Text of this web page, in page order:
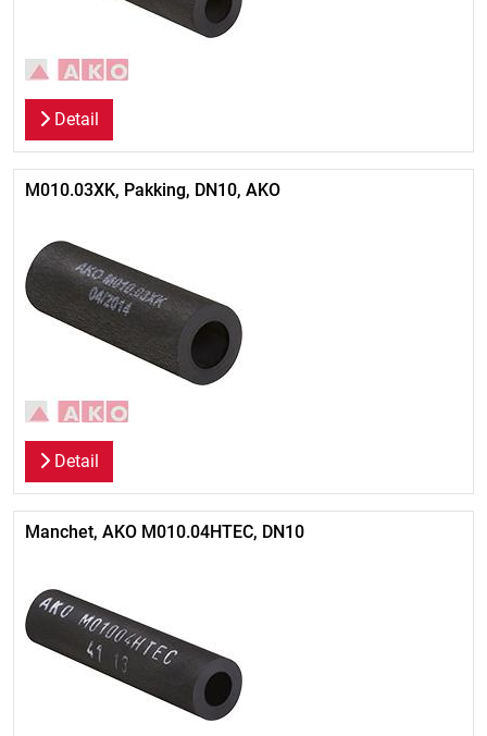
Detail
M010.03XK, Pakking, DN10, AKO
Detail
Manchet, AKO M010.04HTEC, DN10